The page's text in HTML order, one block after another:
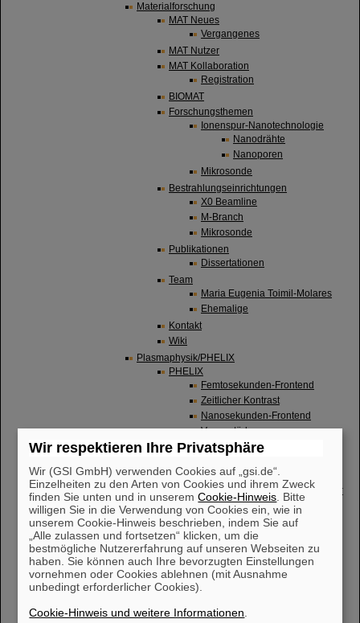
Materialforschung
MAT Neues
Vergangenes
MAT Nutzer
MAT Kollaboration
Registration
BIOMAT
Forschungsthemen
Ionenspur-Nanotechnologie
Nanodrähte
Nanoporen
Mikrosonde
Bestrahlungseinrichtungen
X0 Beamline
M-Branch
Mikrosonde
Publikationen
Dissertationen
Team
Maria Eugenia Toimil-Molares
Ehemalige
Kontakt
Wiki
Plasmaphysik/PHELIX
PHELIX
Femtosekunden-Frontend
Zeitlicher Kontrast
Nanosekunden-Frontend
Vorverstärker
Hauptverstärker
Petawatt Targetbereich
SEPPL Backlighter Laser
Kontrollsystem
Timing-System
Sicherheit
Reinräume
Anlagen in der Experimenthalle (Z6)
nhelix-Laser
HHT Beamline
Wir respektieren Ihre Privatsphäre
Wir (GSI GmbH) verwenden Cookies auf „gsi.de“.
Einzelheiten zu den Arten von Cookies und ihrem Zweck
finden Sie unten und in unseremCookie-Hinweis . Bitte
willigen Sie in die Verwendung von Cookies ein, wie in
unserem Cookie-Hinweis beschrieben, indem Sie auf
„Alle zulassen und fortsetzen“ klicken, um die
bestmögliche Nutzererfahrung auf unseren Webseiten zu
haben. Sie können auch Ihre bevorzugten Einstellungen
vornehmen oder Cookies ablehnen (mit Ausnahme
unbedingt erforderlicher Cookies).
Cookie-Hinweis und weitere Informationen